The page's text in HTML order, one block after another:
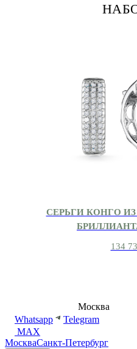
СЕРЬГИ КОНГО
134
Москва
Whatsapp
Telegram
MAX
МоскваСанкт-Петербург